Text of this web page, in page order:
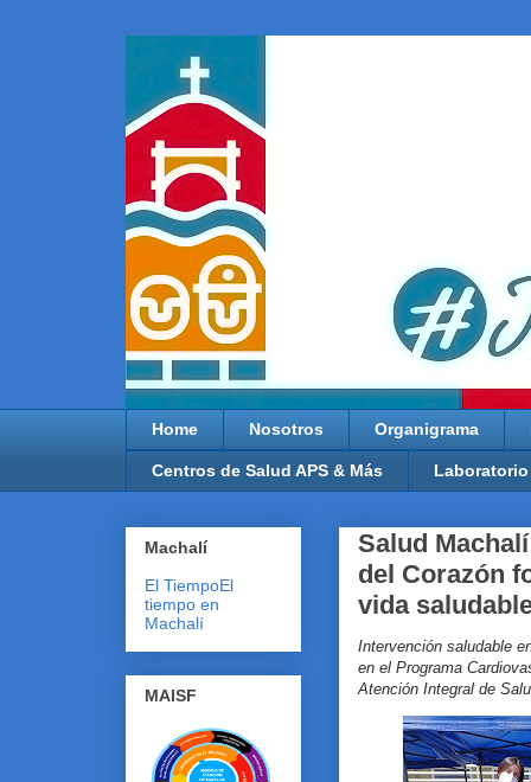
Home Nosotros Organigrama
Centros de Salud APS & Más Laboratorio
Salud
del Corazón
vida
Intervención saludable
en el Programa
Atención Integral de
Machalí
El TiempoEl
tiempo en
Machalí
MAISF